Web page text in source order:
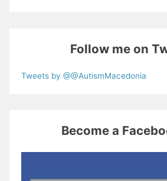
Follow me on
Tweets by @@AutismMacedonia
Become a